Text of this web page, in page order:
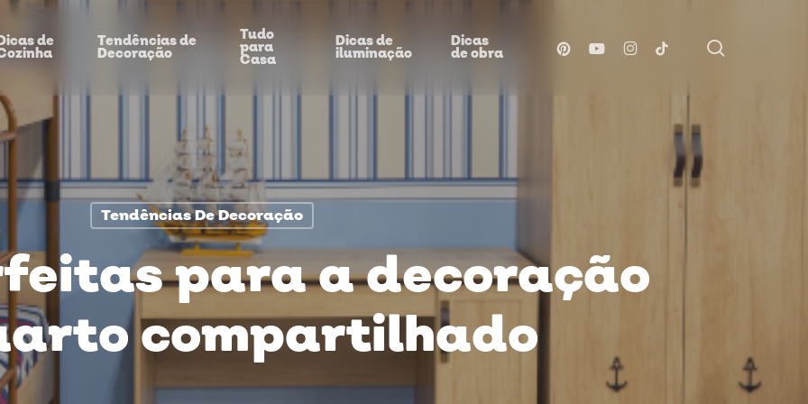
de Tendências de
Decoração
Tudo
para
Casa
Dicas de
iluminação
Dicas
de obra pinterestyoutubeinstagram
tiktok
Tendências De Decoração
para a decoração
compartilhado